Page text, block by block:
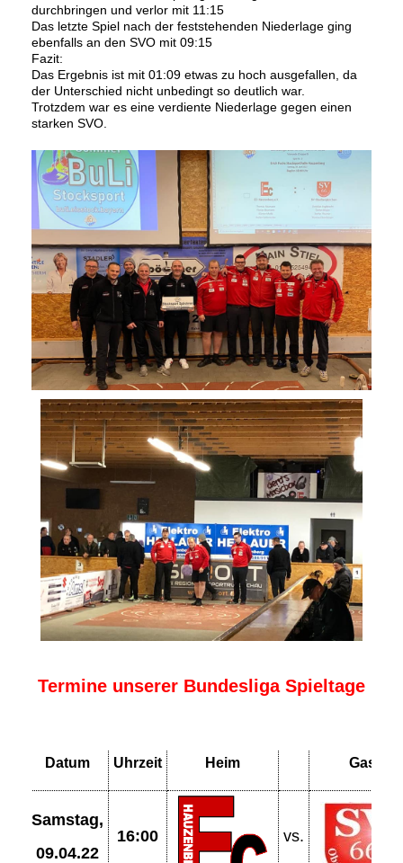
durchbringen und verlor mit 11:15
Das letzte Spiel nach der feststehenden Niederlage ging
ebenfalls an den SVO mit 09:15
Fazit:
Das Ergebnis ist mit 01:09 etwas zu hoch ausgefallen, da
der Unterschied nicht unbedingt so deutlich war.
Trotzdem war es eine verdiente Niederlage gegen einen
starken SVO.
Termine unserer Bundesliga Spieltage
Datum Uhrzeit Heim Gast
Samstag,
09.04.22
16:00 vs.